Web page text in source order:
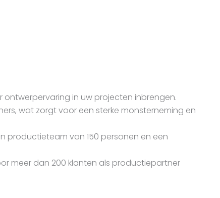
ontwerpervaring in uw projecten inbrengen.
wat zorgt voor een sterke monsterneming en
productieteam van 150 personen en een
meer dan 200 klanten als productiepartner